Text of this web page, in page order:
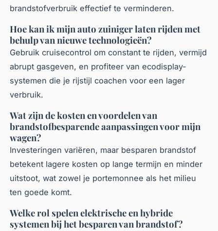
brandstofverbruik effectief te verminderen.
Hoe kan ik mijn auto zuiniger laten rijden met
behulp van nieuwe technologieën?
Gebruik cruisecontrol om constant te rijden, vermijd
abrupt gasgeven, en profiteer van ecodisplay-
systemen die je rijstijl coachen voor een lager
verbruik.
Wat zijn de kosten en voordelen van
brandstofbesparende aanpassingen voor mijn
wagen?
Investeringen variëren, maar besparen brandstof
betekent lagere kosten op lange termijn en minder
uitstoot, wat zowel je portemonnee als het milieu
ten goede komt.
Welke rol spelen elektrische en hybride
systemen bij het besparen van brandstof?